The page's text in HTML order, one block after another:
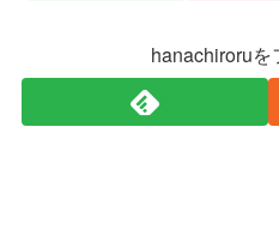
hanachiroruを